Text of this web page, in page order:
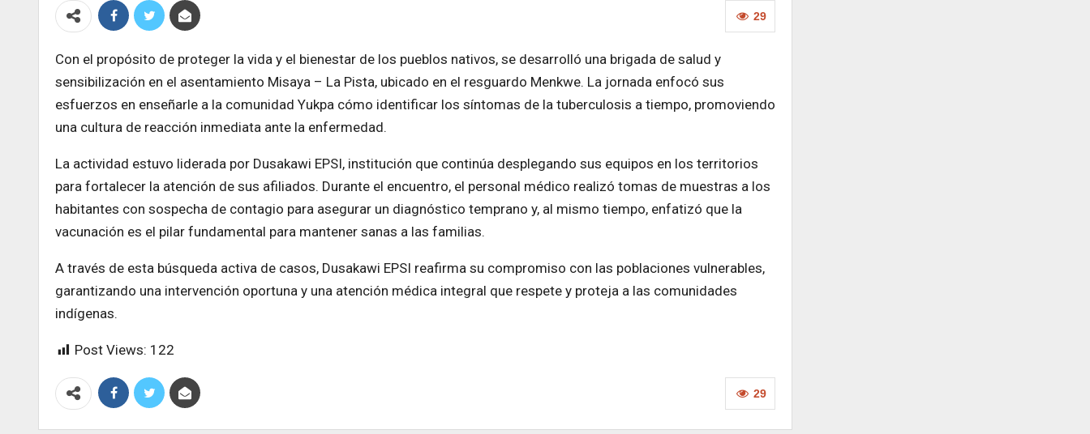
29
Con el propósito de proteger la vida y el bienestar de los pueblos nativos, se desarrolló una brigada de salud y
sensibilización en el asentamiento Misaya – La Pista, ubicado en el resguardo Menkwe. La jornada enfocó sus
esfuerzos en enseñarle a la comunidad Yukpa cómo identificar los síntomas de la tuberculosis a tiempo, promoviendo
una cultura de reacción inmediata ante la enfermedad.
La actividad estuvo liderada por Dusakawi EPSI, institución que continúa desplegando sus equipos en los territorios
para fortalecer la atención de sus afiliados. Durante el encuentro, el personal médico realizó tomas de muestras a los
habitantes con sospecha de contagio para asegurar un diagnóstico temprano y, al mismo tiempo, enfatizó que la
vacunación es el pilar fundamental para mantener sanas a las familias.
A través de esta búsqueda activa de casos, Dusakawi EPSI reafirma su compromiso con las poblaciones vulnerables,
garantizando una intervención oportuna y una atención médica integral que respete y proteja a las comunidades
indígenas.
Post Views: 122
29